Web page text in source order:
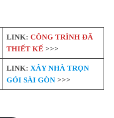
LINK: CÔNG TRÌNH ĐÃ
THIẾT KẾ>>>
LINK: XÂY NHÀ TRỌN
GÓI SÀI GÒN>>>